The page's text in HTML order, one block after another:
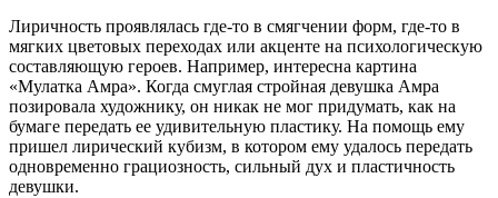
Лиричность проявлялась где-то в смягчении форм, где-то в
мягких цветовых переходах или акценте на психологическую
составляющую героев. Например, интересна картина
«Мулатка Амра». Когда смуглая стройная девушка Амра
позировала художнику, он никак не мог придумать, как на
бумаге передать ее удивительную пластику. На помощь ему
пришел лирический кубизм, в котором ему удалось передать
одновременно грациозность, сильный дух и пластичность
девушки.